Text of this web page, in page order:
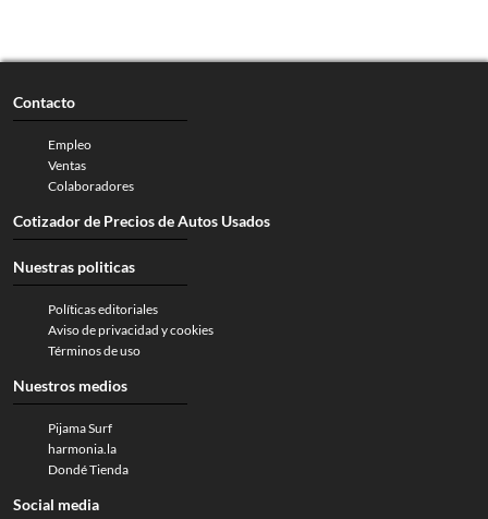
Contacto
Empleo
Ventas
Colaboradores
Cotizador de Precios de Autos Usados
Nuestras politicas
Políticas editoriales
Aviso de privacidad y cookies
Términos de uso
Nuestros medios
Pijama Surf
harmonia.la
Dondé Tienda
Social media